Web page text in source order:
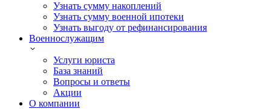
Узнать сумму накоплений
Узнать сумму военной ипотеки
Узнать выгоду от рефинансирования
Военнослужащим
Услуги юриста
База знаний
Вопросы и ответы
Акции
О компании